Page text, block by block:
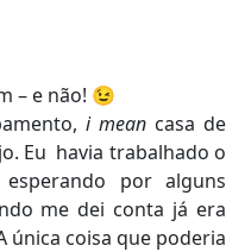
– e não! 😉
i meancasa de
Eu havia trabalhado o
por alguns
me dei conta já era
única coisa que poderia